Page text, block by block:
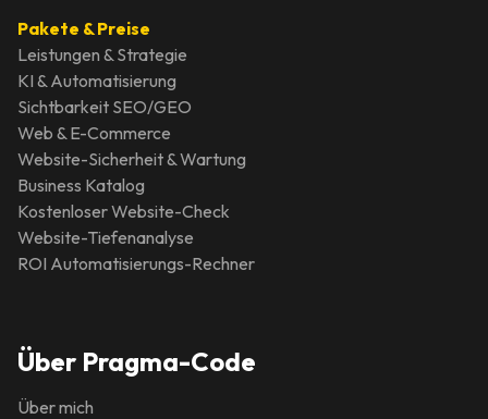
Pakete & Preise
Leistungen & Strategie
KI & Automatisierung
Sichtbarkeit SEO/GEO
Web & E-Commerce
Website-Sicherheit & Wartung
Business Katalog
Kostenloser Website-Check
Website-Tiefenanalyse
ROI Automatisierungs-Rechner
Über Pragma-Code
Über mich